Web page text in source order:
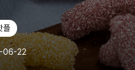
플
06-22